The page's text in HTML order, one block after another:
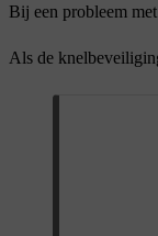
Bij een probleem
Als de